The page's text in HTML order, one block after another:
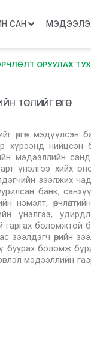
САН
ОРУУЛАХ
ӨРГӨН
өргөн мэдүүлсэн
хүрээнд нийцсэн
мэдээллийн
үнэлгээ хийх
зээлжих
банк,
өөрчлөлтийн
үнэлгээ,
гаргах боломжтой
зээлдэгч өөрийн
буурах боломж
мэдээллийн